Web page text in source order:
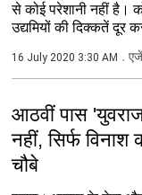
से कोई परेशानी नहीं है।
उद्यमियों की दिक्कतें दूर
16 July 2020 3:30 AM
आठवीं पास
नहीं, सिर्फ
चौबे